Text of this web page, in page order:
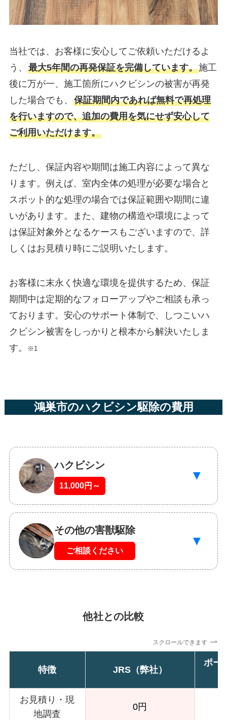
当社では、お客様に安心してご依頼いただけるよ
う、 最大5年間の再発保証を完備しています。施工
後に万が一、施工箇所にハクビシンの被害が再発
した場合でも、 保証期間内であれば無料で再処理
を行いますので、追加の費用を気にせず安心して
ご利用いただけます。
ただし、保証内容や期間は施工内容によって異な
ります。例えば、室内全体の処理が必要な場合と
スポット的な処理の場合では保証範囲や期間に違
いがあります。また、建物の構造や環境によって
は保証対象外となるケースもございますので、詳
しくはお見積り時にご説明いたします。
お客様に末永く快適な環境を提供するため、保証
期間中は定期的なフォローアップやご相談も承っ
ております。安心のサポート体制で、しつこいハ
クビシン被害をしっかりと根本から解決いたしま
す。
※1
鴻巣市のハクビシン駆除の費用
ハクビシン
11,000円～
▼
その他の害獣駆除
ご相談ください
▼
他社との比較
スクロールできます
特徴 JRS（弊社）
ポー
お見積り・現
地調査
0円